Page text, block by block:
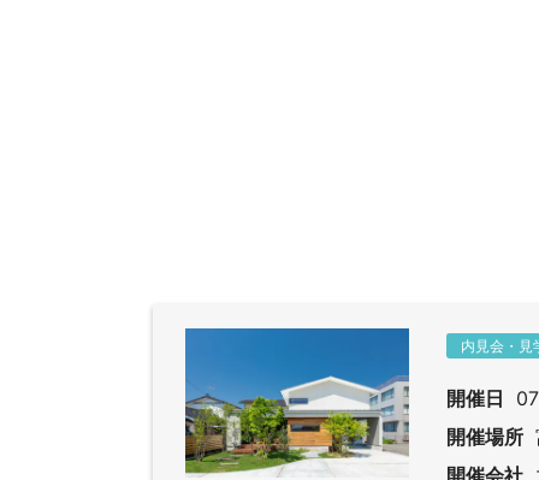
内見会・見
開催日
開催場所
開催会社